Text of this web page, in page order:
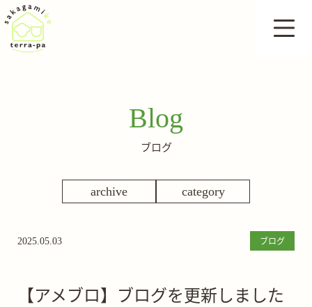
Blog
ブログ
archive category
2025.05.03 ブログ
【アメブロ】ブログを更新しました